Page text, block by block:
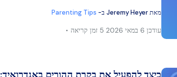
מאתJeremy Heyer ב- Parenting Tips
עודכן 5 זמן קריאה